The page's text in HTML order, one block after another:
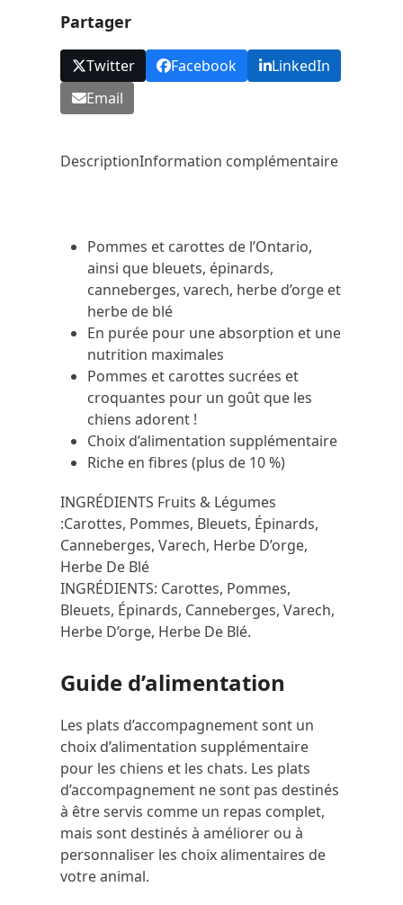
Légumes
–
350g
Partager
Twitter Facebook
LinkedIn
Email
DescriptionInformation complémentaire
Pommes et carottes de l’Ontario,
ainsi que bleuets, épinards,
canneberges, varech, herbe d’orge et
herbe de blé
En purée pour une absorption et une
nutrition maximales
Pommes et carottes sucrées et
croquantes pour un goût que les
chiens adorent !
Choix d’alimentation supplémentaire
Riche en fibres (plus de 10 %)
INGRÉDIENTS Fruits & Légumes
:Carottes, Pommes, Bleuets, Épinards,
Canneberges, Varech, Herbe D’orge,
Herbe De Blé
INGRÉDIENTS: Carottes, Pommes,
Bleuets, Épinards, Canneberges, Varech,
Herbe D’orge, Herbe De Blé.
Guide d’alimentation
Les plats d’accompagnement sont un
choix d’alimentation supplémentaire
pour les chiens et les chats. Les plats
d’accompagnement ne sont pas destinés
à être servis comme un repas complet,
mais sont destinés à améliorer ou à
personnaliser les choix alimentaires de
votre animal.